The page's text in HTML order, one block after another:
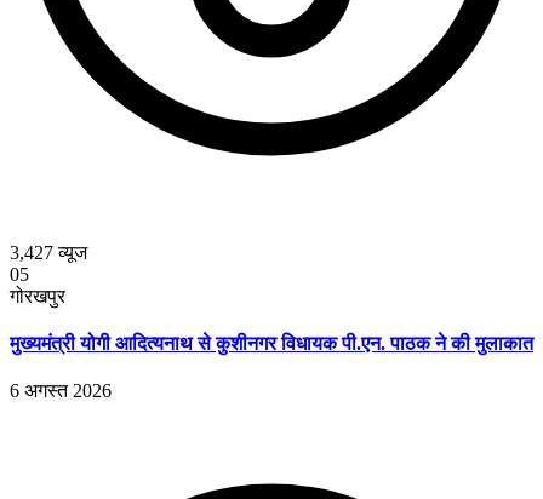
3,427व्यूज
05
गोरखपुर
मुख्यमंत्री योगी आदित्यनाथ से कुशीनगर विधायक पी.एन. पाठक ने की मुलाकात
6 अगस्त 2026